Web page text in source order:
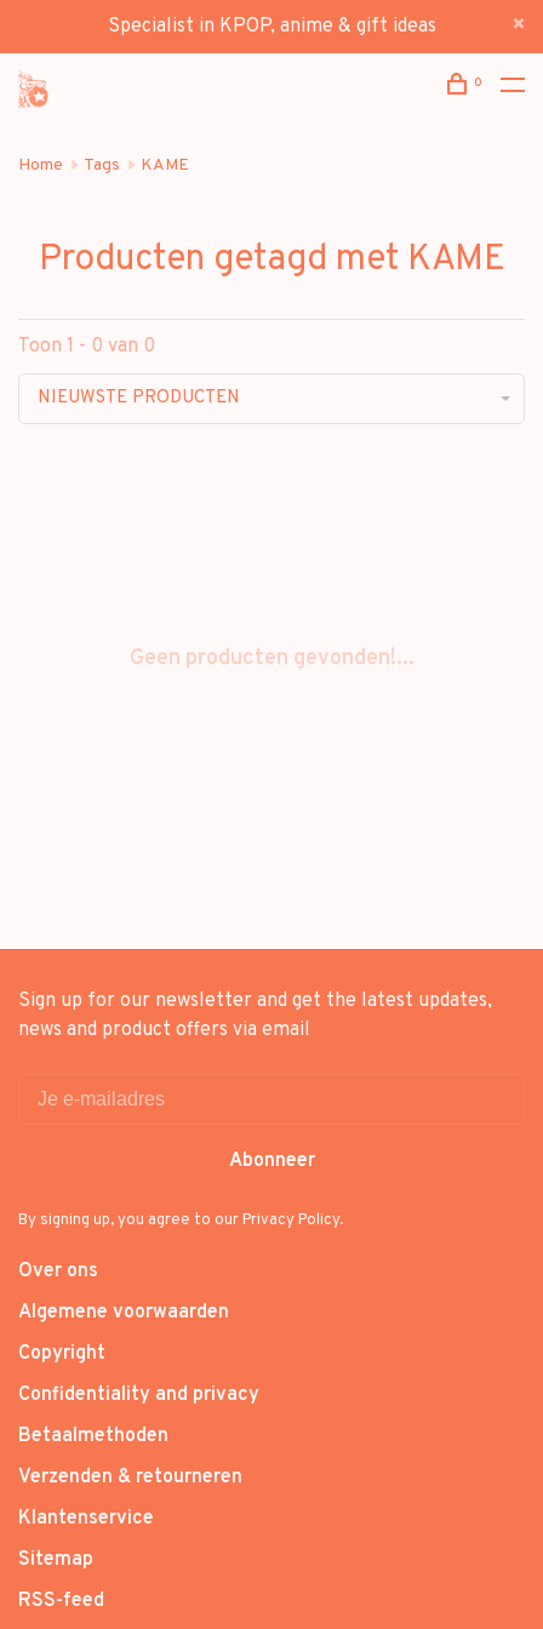
Specialist in KPOP, anime & gift ideas
0
Home Tags KAME
Producten getagd met KAME
Toon 1 - 0 van 0
NIEUWSTE PRODUCTEN
Geen producten gevonden!...
Sign up for our newsletter and get the latest updates,
news and product offers via email
Abonneer
By signing up, you agree to our Privacy Policy.
Over ons
Algemene voorwaarden
Copyright
Confidentiality and privacy
Betaalmethoden
Verzenden & retourneren
Klantenservice
Sitemap
RSS-feed